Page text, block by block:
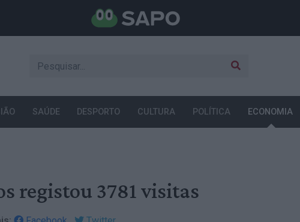
SAÚDE DESPORTO CULTURA POLÍTICA ECONOMIA
registou 3781 visitas